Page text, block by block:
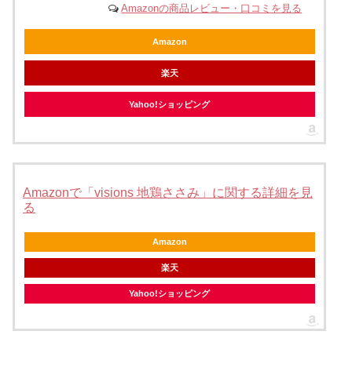
Amazonの商品レビュー・口コミを見る
Amazon
楽天
Yahoo!ショッピング
Amazonで「visions 地鶏ささみ」に関する詳細を見
る
Amazon
楽天
Yahoo!ショッピング